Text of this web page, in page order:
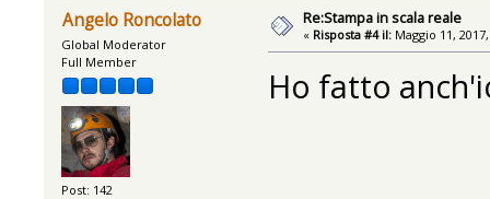
Angelo Roncolato
Global Moderator
Full Member
Post: 142
Re:Stampa in scala reale
« Risposta #4 il: Maggio 11,
Ho fatto